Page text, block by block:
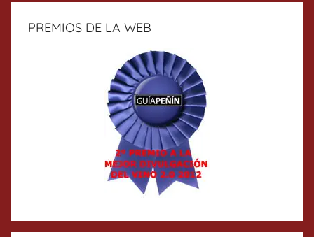
PREMIOS DE LA WEB